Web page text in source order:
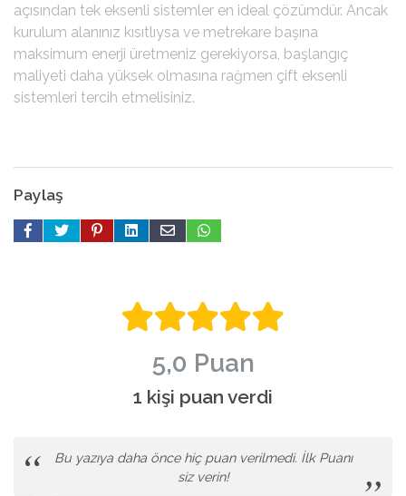
açısından tek eksenli sistemler en ideal çözümdür. Ancak
kurulum alanınız kısıtlıysa ve metrekare başına
maksimum enerji üretmeniz gerekiyorsa, başlangıç
maliyeti daha yüksek olmasına rağmen çift eksenli
sistemleri tercih etmelisiniz.
Paylaş
5,0 Puan
1 kişi puan verdi
Bu yazıya daha önce hiç puan verilmedi. İlk Puanı
siz verin!